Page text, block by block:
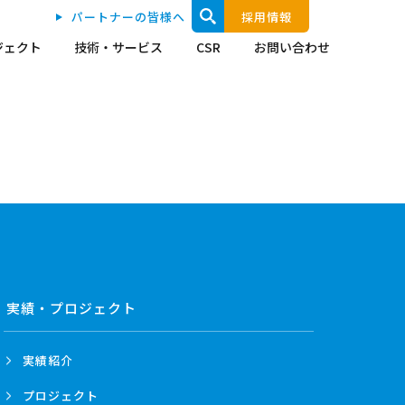
クト 技術・サービス CSR お問い合わせ
パートナーの皆様へ 採用情報
実績・プロジェクト
実績紹介
プロジェクト